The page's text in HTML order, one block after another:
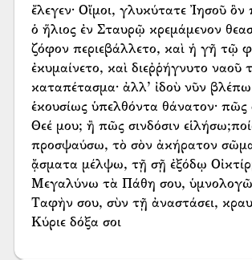
ἔλεγεν· Οἴμοι, γλυκύτατε Ἰησοῦ ὃν
ὁ ἥλιος ἐν Σταυρῷ κρεμάμενον
ζόφον περιεβάλλετο, καὶ ἡ γῆ τῷ
ἐκυμαίνετο, καὶ διεῤῥήγνυτο ναοῦ
καταπέτασμα· ἀλλ’ ἰδοὺ νῦν βλέπω
ἑκουσίως ὑπελθόντα θάνατον· πῶς
Θεέ μου; ἢ πῶς σινδόσιν
προσψαύσω, τὸ σὸν ἀκήρατον
ᾄσματα μέλψω, τῇ σῇ ἐξόδῳ
Μεγαλύνω τὰ Πάθη σου, ὑμνολογῶ
Ταφὴν σου, σὺν τῇ ἀναστάσει,
Κύριε δόξα σοι